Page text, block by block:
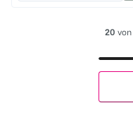
20 von